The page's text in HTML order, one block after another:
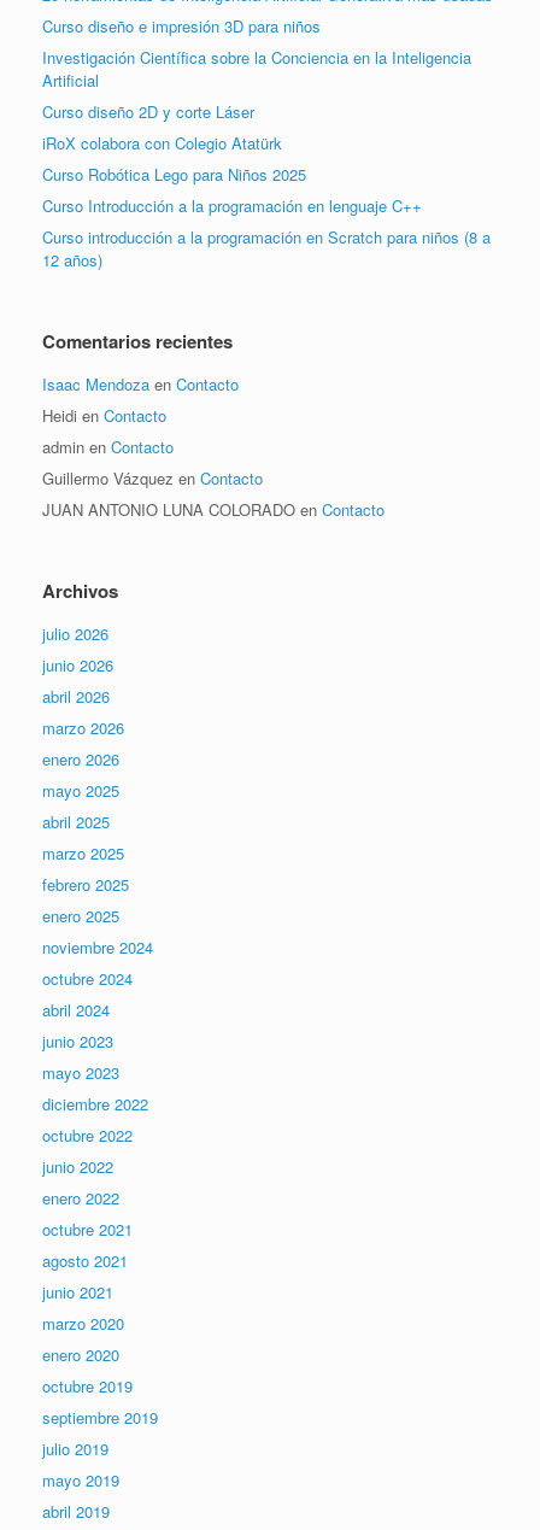
Curso diseño e impresión 3D para niños
Investigación Científica sobre la Conciencia en la Inteligencia
Artificial
Curso diseño 2D y corte Láser
iRoX colabora con Colegio Atatürk
Curso Robótica Lego para Niños 2025
Curso Introducción a la programación en lenguaje C++
Curso introducción a la programación en Scratch para niños (8 a
12 años)
Comentarios recientes
Isaac Mendoza en Contacto
Heidi en Contacto
admin en Contacto
Guillermo Vázquez en Contacto
JUAN ANTONIO LUNA COLORADO en Contacto
Archivos
julio 2026
junio 2026
abril 2026
marzo 2026
enero 2026
mayo 2025
abril 2025
marzo 2025
febrero 2025
enero 2025
noviembre 2024
octubre 2024
abril 2024
junio 2023
mayo 2023
diciembre 2022
octubre 2022
junio 2022
enero 2022
octubre 2021
agosto 2021
junio 2021
marzo 2020
enero 2020
octubre 2019
septiembre 2019
julio 2019
mayo 2019
abril 2019